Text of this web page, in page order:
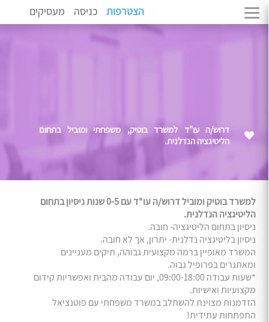
הצטרפות כניסה מעסיקים
דרוש/ה עו"ד למשרד בוטיק, משפחתי ומוביל בתחום
הליטיגציה הנדלנית.
למשרד בוטיק ומוביל דרוש/ה עו"ד עם 0-5 שנות ניסיון בתחום
הליטיגציה הנדלנית.
ניסיון בתחום הליטיגציה- חובה.
ניסיון בליטיגציה נדלנית- יתרון, אך לא חובה.
המשרד מאופיין ברמה מקצועית גבוהה, תיקים מעניינים
ומאתגרים בפרופיל גבוה.
*שעות עבודה 09:00-18:00, יום עבודה מהבית ואפשריות קידום
מקצועיות ואישיות.
הזדמנות מצוינת להשתלב במשרד משפחתי עם פוטנציאל
התפתחות עתידית!